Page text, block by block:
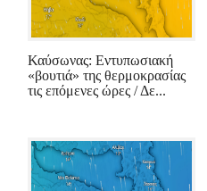
Καύσωνας: Εντυπωσιακή
«βουτιά» της θερμοκρασίας
τις επόμενες ώρες / Δε...